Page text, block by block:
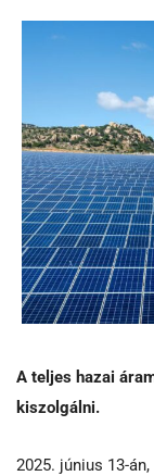
A teljes hazai
kiszolgálni.
2025. június 13-